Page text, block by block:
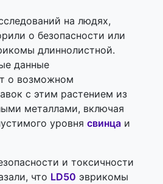
на людях,
о безопасности или
длиннолистной.
данные
о возможном
с этим растением из
металлами, включая
уровня свинца и
и токсичности
что LD50 эврикомы